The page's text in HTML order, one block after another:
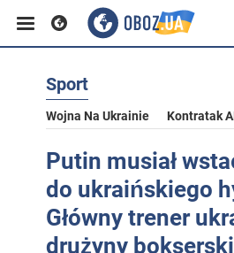
Sport
Wojna Na Ukrainie Kontratak
Putin musiał
do ukraińskiego
Główny trener
drużyny